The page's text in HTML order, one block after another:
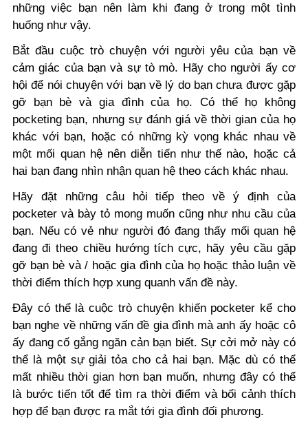
những việc bạn nên làm khi đang ở trong một tình
huống như vậy.
Bắt đầu cuộc trò chuyện với người yêu của bạn về
cảm giác của bạn và sự tò mò. Hãy cho người ấy cơ
hội để nói chuyện với bạn về lý do bạn chưa được gặp
gỡ bạn bè và gia đình của họ. Có thể họ không
pocketing bạn, nhưng sự đánh giá về thời gian của họ
khác với bạn, hoặc có những kỳ vọng khác nhau về
một mối quan hệ nên diễn tiến như thế nào, hoặc cả
hai bạn đang nhìn nhận quan hệ theo cách khác nhau.
Hãy đặt những câu hỏi tiếp theo về ý định của
pocketer và bày tỏ mong muốn cũng như nhu cầu của
bạn. Nếu có vẻ như người đó đang thấy mối quan hệ
đang đi theo chiều hướng tích cực, hãy yêu cầu gặp
gỡ bạn bè và / hoặc gia đình của họ hoặc thảo luận về
thời điểm thích hợp xung quanh vấn đề này.
Đây có thể là cuộc trò chuyện khiến pocketer kể cho
bạn nghe về những vấn đề gia đình mà anh ấy hoặc cô
ấy đang cố gắng ngăn cản bạn biết. Sự cởi mở này có
thể là một sự giải tỏa cho cả hai bạn. Mặc dù có thể
mất nhiều thời gian hơn bạn muốn, nhưng đây có thể
là bước tiến tốt để tìm ra thời điểm và bối cảnh thích
hợp để bạn được ra mắt tới gia đình đối phương.